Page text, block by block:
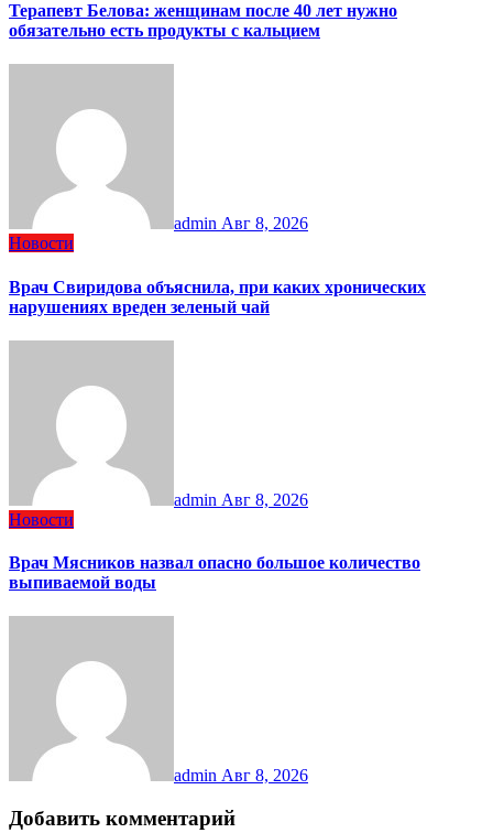
Терапевт Белова: женщинам после 40 лет нужно
обязательно есть продукты с кальцием
admin Авг 8, 2026
Новости
Врач Свиридова объяснила, при каких хронических
нарушениях вреден зеленый чай
admin Авг 8, 2026
Новости
Врач Мясников назвал опасно большое количество
выпиваемой воды
admin Авг 8, 2026
Добавить комментарий